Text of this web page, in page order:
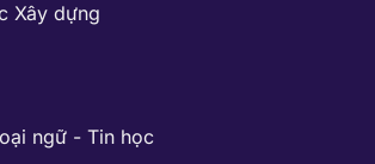
Xây dựng
ngữ - Tin học